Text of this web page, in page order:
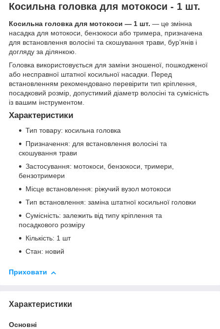
Косильна головка для мотокоси - 1 шт.
Косильна головка для мотокоси — 1 шт. — це змінна
насадка для мотокоси, бензокоси або тримера, призначена
для встановлення волосіні та скошування трави, бур’янів і
догляду за ділянкою.
Головка використовується для заміни зношеної, пошкодженої
або несправної штатної косильної насадки. Перед
встановленням рекомендовано перевірити тип кріплення,
посадковий розмір, допустимий діаметр волосіні та сумісність
із вашим інструментом.
Характеристики
Тип товару: косильна головка
Призначення: для встановлення волосіні та
скошування трави
Застосування: мотокоси, бензокоси, тримери,
бензотримери
Місце встановлення: ріжучий вузол мотокоси
Тип встановлення: заміна штатної косильної головки
Сумісність: залежить від типу кріплення та
посадкового розміру
Кількість: 1 шт
Стан: новий
Приховати
Характеристики
Основні